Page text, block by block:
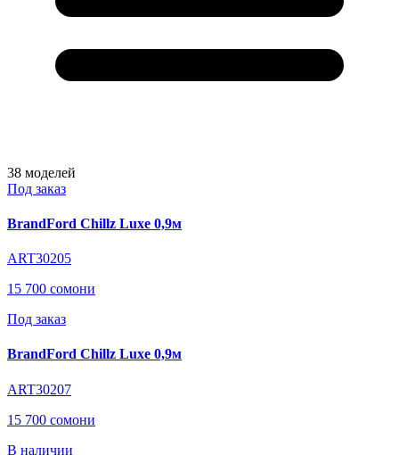
38 моделей
Под заказ
BrandFord Chillz Luxe 0,9м
ART30205
15 700 сомони
Под заказ
BrandFord Chillz Luxe 0,9м
ART30207
15 700 сомони
В наличии